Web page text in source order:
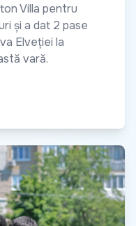
Villa pentru
și a dat 2 pase
Elveției la
vară.